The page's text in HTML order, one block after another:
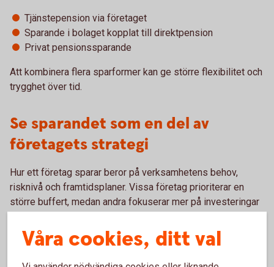
Tjänstepension via företaget
Sparande i bolaget kopplat till direktpension
Privat pensionssparande
Att kombinera flera sparformer kan ge större flexibilitet och
trygghet över tid.
Se sparandet som en del av
företagets strategi
Hur ett företag sparar beror på verksamhetens behov,
risknivå och framtidsplaner. Vissa företag prioriterar en
större buffert, medan andra fokuserar mer på investeringar
Genom att regelbundet se över företagets sparande kan du
Våra cookies, ditt val